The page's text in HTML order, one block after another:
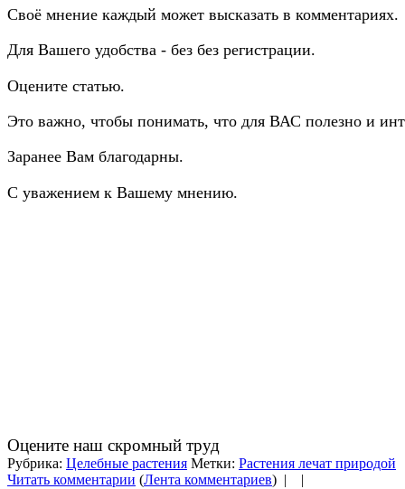
Своё мнение каждый может высказать в комментариях.
Для Вашего удобства - без без регистрации.
Оцените статью.
Это важно, чтобы понимать, что для ВАС полезно и
Заранее Вам благодарны.
С уважением к Вашему мнению.
Оцените наш скромный труд
Рубрика: Целебные растения Метки: Растения лечат природой
Читать комментарии (Лента комментариев) | |